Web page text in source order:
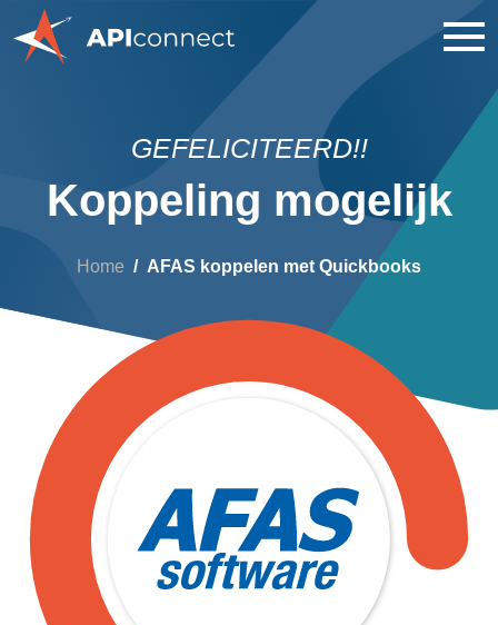
GEFELICITEERD!!
Koppeling mogelijk
Home AFAS koppelen met Quickbooks